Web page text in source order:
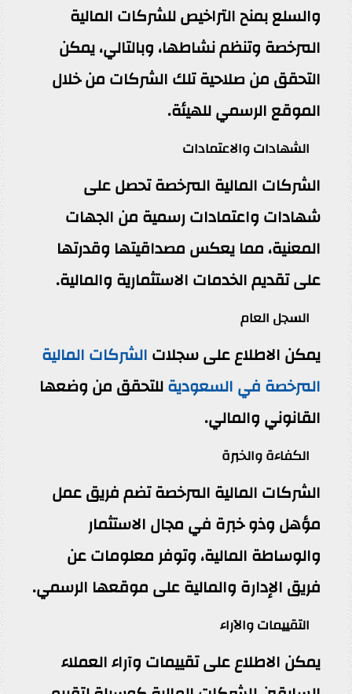
والسلع بمنح التراخيص للشركات المالية
المرخصة وتنظم نشاطها، وبالتالي، يمكن
التحقق من صلاحية تلك الشركات من خلال
الموقع الرسمي للهيئة.
الشهادات والاعتمادات
الشركات المالية المرخصة تحصل على
شهادات واعتمادات رسمية من الجهات
المعنية، مما يعكس مصداقيتها وقدرتها
على تقديم الخدمات الاستثمارية والمالية.
السجل العام
يمكن الاطلاع على سجلاتالشركات المالية
المرخصة في السعوديةللتحقق من وضعها
القانوني والمالي.
الكفاءة والخبرة
الشركات المالية المرخصة تضم فريق عمل
مؤهل وذو خبرة في مجال الاستثمار
والوساطة المالية، وتوفر معلومات عن
فريق الإدارة والمالية على موقعها الرسمي.
التقييمات والآراء
يمكن الاطلاع على تقييمات وآراء العملاء